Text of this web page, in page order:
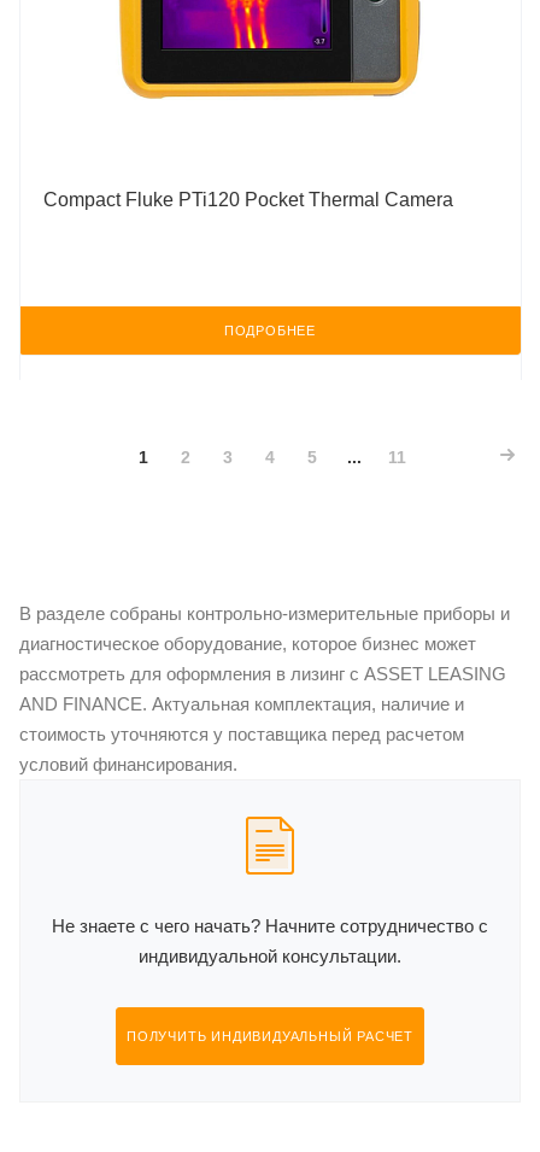
Compact Fluke PTi120 Pocket Thermal Camera
ПОДРОБНЕЕ
1 2 3 4 5 ... 11
В разделе собраны контрольно-измерительные приборы и
диагностическое оборудование, которое бизнес может
рассмотреть для оформления в лизинг с ASSET LEASING
AND FINANCE. Актуальная комплектация, наличие и
стоимость уточняются у поставщика перед расчетом
условий финансирования.
Не знаете с чего начать? Начните сотрудничество с
индивидуальной консультации.
ПОЛУЧИТЬ ИНДИВИДУАЛЬНЫЙ РАСЧЕТ